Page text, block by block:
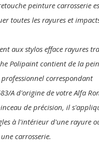
peinture carrosserie
toutes les rayures et
aux stylos efface rayures
Polipaint contient de la
correspondant
A d'origine de votre Alfa
de précision, il
à l'intérieur d'une rayure
carrosserie.